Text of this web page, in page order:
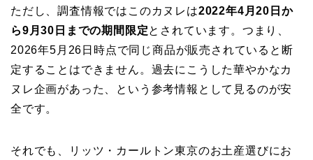
ただし、調査情報ではこのカヌレは2022年4月20日か
ら9月30日までの期間限定とされています。つまり、
2026年5月26日時点で同じ商品が販売されていると断
定することはできません。過去にこうした華やかなカ
ヌレ企画があった、という参考情報として見るのが安
全です。
それでも、リッツ・カールトン東京のお土産選びにお